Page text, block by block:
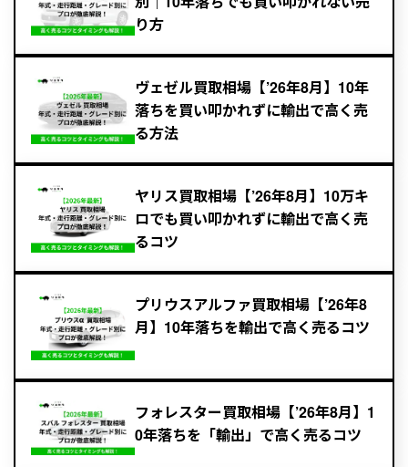
り方
ヴェゼル買取相場【’26年8月】10年
落ちを買い叩かれずに輸出で高く売
る方法
ヤリス買取相場【’26年8月】10万キ
ロでも買い叩かれずに輸出で高く売
るコツ
プリウスアルファ買取相場【’26年8
月】10年落ちを輸出で高く売るコツ
フォレスター買取相場【’26年8月】1
0年落ちを「輸出」で高く売るコツ